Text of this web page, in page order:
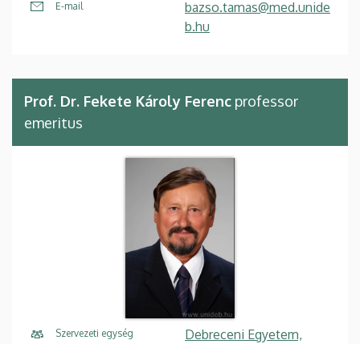
E-mail
bazso.tamas@med.unide
b.hu
Prof. Dr. Fekete Károly Ferenc professor
emeritus
Szervezeti egység
Debreceni Egyetem,